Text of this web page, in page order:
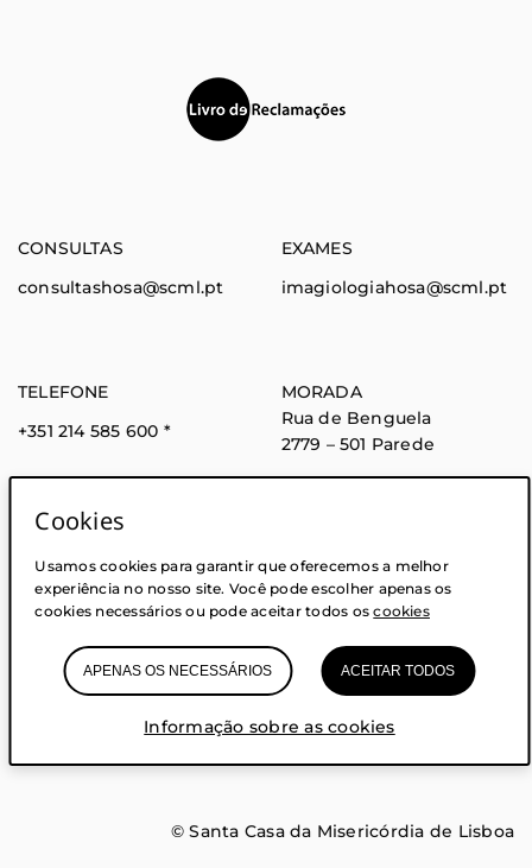
Cookies
Usamos cookies para garantir que oferecemos a melhor
experiência no nosso site. Você pode escolher apenas os
cookies necessários ou pode aceitar todos oscookies
APENAS OS NECESSÁRIOS ACEITAR TODOS
Informação sobre as cookies
(abre em nova janela)
CONSULTAS
consultashosa@scml.pt
EXAMES
imagiologiahosa@scml.pt
TELEFONE
+351 214 585 600 *
nacional
MORADA
Rua de Benguela
2779 – 501 Parede
Acessibilidade Informação legal Informação útil
(abre em nova janela)
© Santa Casa da Misericórdia de Lisboa